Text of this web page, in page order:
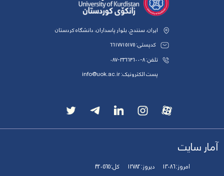
ایران، سنندج، بلوار پاسداران، دانشگاه کردستان
کدپستی: 6617715175
تلفن: 8-33664600-087
پست الکترونیک: info@uok.ac.ir
آمار سایت
امروز:13086 دیروز:12782 کل:420565